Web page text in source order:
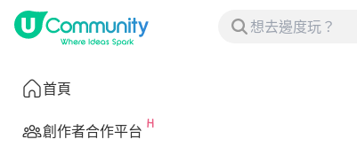
首頁
創作者合作平台